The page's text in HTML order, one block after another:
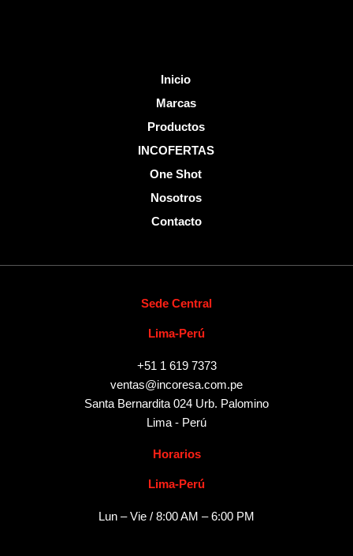
Inicio
Marcas
Productos
INCOFERTAS
One Shot
Nosotros
Contacto
Sede Central
Lima-Perú
+51 1 619 7373
ventas@incoresa.com.pe
Santa Bernardita 024 Urb. Palomino
Lima - Perú
Horarios
Lima-Perú
Lun – Vie / 8:00 AM – 6:00 PM